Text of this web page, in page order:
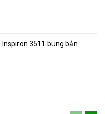
3511 bung bản...